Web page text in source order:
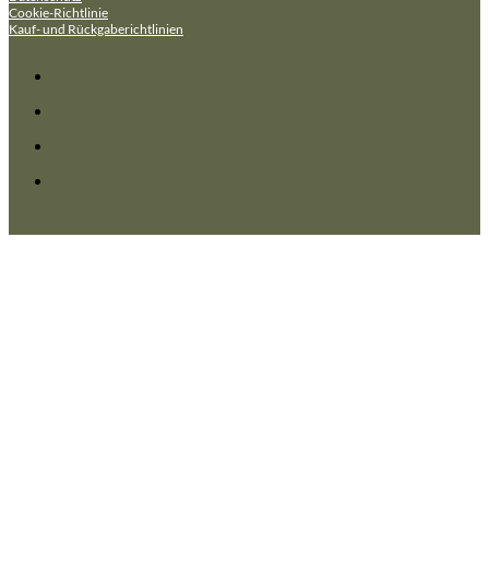
Cookie-Richtlinie
Kauf- und Rückgaberichtlinien